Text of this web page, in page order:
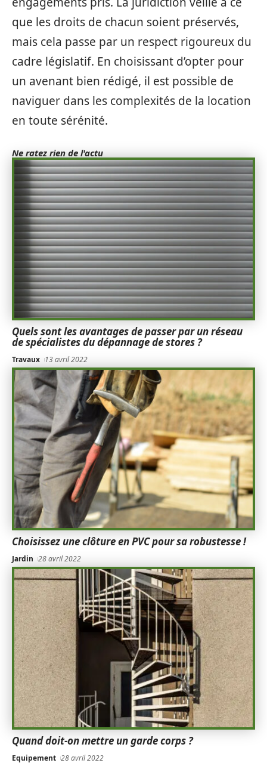
que les droits de chacun soient préservés,
mais cela passe par un respect rigoureux du
cadre législatif. En choisissant d’opter pour
un avenant bien rédigé, il est possible de
naviguer dans les complexités de la location
en toute sérénité.
Ne ratez rien de l'actu
Quels sont les avantages de passer par un réseau
de spécialistes du dépannage de stores ?
Travaux 13 avril 2022
Choisissez une clôture en PVC pour sa robustesse !
Jardin 28 avril 2022
Quand doit-on mettre un garde corps ?
Equipement 28 avril 2022